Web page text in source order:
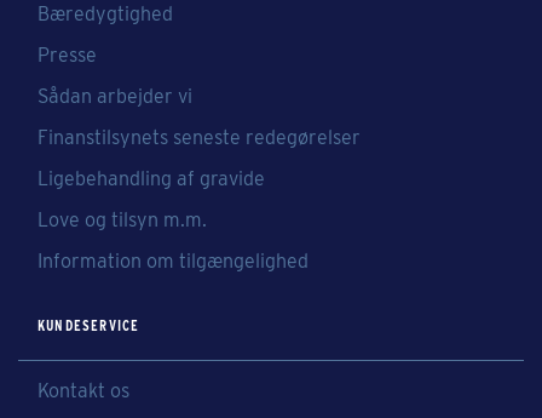
Bæredygtighed
Presse
Sådan arbejder vi
Finanstilsynets seneste redegørelser
Ligebehandling af gravide
Love og tilsyn m.m.
Information om tilgængelighed
KUNDESERVICE
Kontakt os